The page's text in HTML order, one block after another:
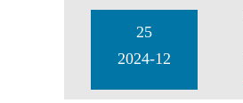
25
2024-12